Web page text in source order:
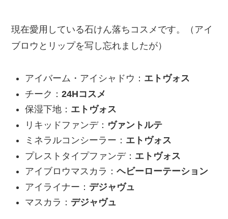
現在愛用している石けん落ちコスメです。（アイ
ブロウとリップを写し忘れましたが）
アイバーム・アイシャドウ： エトヴォス
チーク：24Hコスメ
保湿下地： エトヴォス
リキッドファンデ： ヴァントルテ
ミネラルコンシーラー： エトヴォス
プレストタイプファンデ： エトヴォス
アイブロウマスカラ：ヘビーローテーション
アイライナー： デジャヴュ
マスカラ： デジャヴュ